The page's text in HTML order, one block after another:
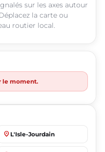
sur les axes autour
la carte ou
routier local.
le moment.
place L'Isle-Jourdain